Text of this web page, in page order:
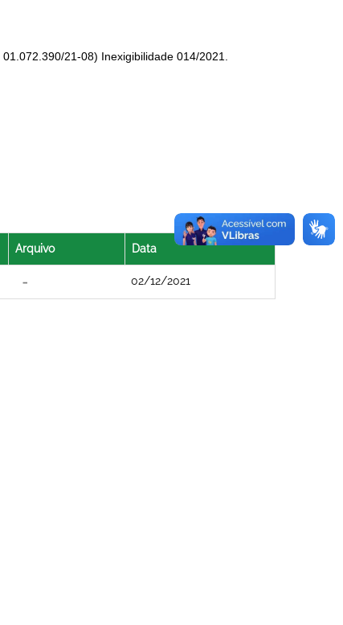
21-08) Inexigibilidade 014/2021.
Arquivo Data
02/12/2021